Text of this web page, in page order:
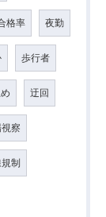
格率 夜勤
歩行者
迂回
察
制